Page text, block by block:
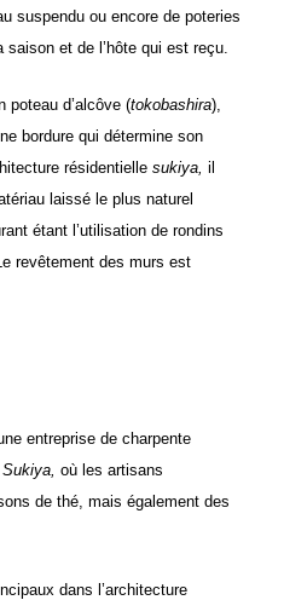
suspendu ou encore de poteries
et de l’hôte qui est reçu.
poteau d’alcôve (tokobashira),
bordure qui détermine son
résidentielle sukiya, il
laissé le plus naturel
étant l’utilisation de rondins
revêtement des murs est
entreprise de charpente
Sukiya, où les artisans
de thé, mais également des
dans l’architecture